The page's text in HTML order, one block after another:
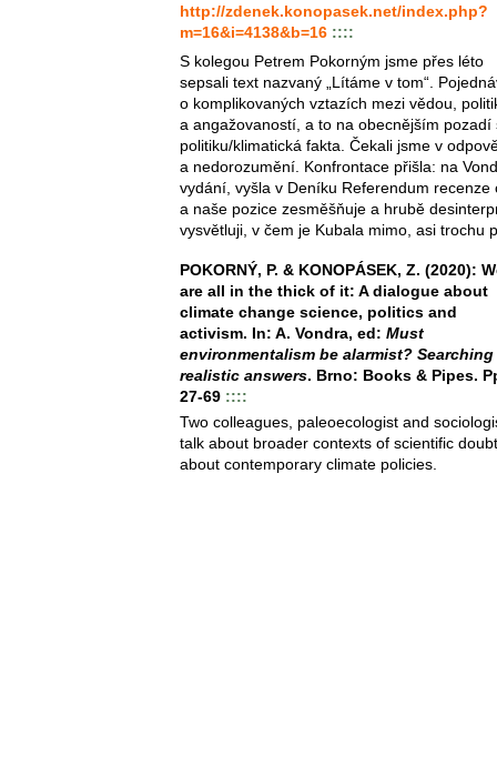
http://zdenek.konopasek.net/index.php?
m=16&i=4138&b=16 ::::
S kolegou Petrem Pokorným jsme přes léto
sepsali text nazvaný „Lítáme v tom“.
o komplikovaných vztazích mezi vědou,
a angažovaností, a to na obecnějším pozadí
politiku/klimatická fakta. Čekali jsme v
a nedorozumění. Konfrontace přišla: na
vydání, vyšla v Deníku Referendum recenze
a naše pozice zesměšňuje a hrubě
vysvětluji, v čem je Kubala mimo, asi trochu
POKORNÝ, P. & KONOPÁSEK, Z. (2020):
are all in the thick of it: A dialogue about
climate change science, politics and
activism. In: A. Vondra, ed: Must
environmentalism be alarmist?
realistic answers. Brno: Books & Pipes.
27-69 ::::
Two colleagues, paleoecologist and
talk about broader contexts of scientific
about contemporary climate policies.